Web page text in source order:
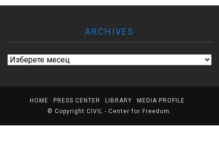
ARCHIVES
Archives
HOME PRESS CENTER LIBRARY
MEDIA PROFILE
© Copyright CIVIL - Center for Freedom .